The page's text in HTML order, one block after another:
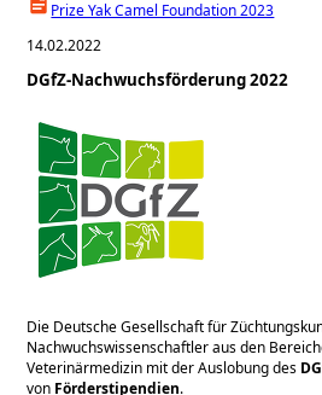
Prize Yak Camel Foundation 2023
14.02.2022
DGfZ-Nachwuchsförderung 2022
Die Deutsche Gesellschaft für
Nachwuchswissenschaftler aus den
Veterinärmedizin mit der Auslobung des
von Förderstipendien.